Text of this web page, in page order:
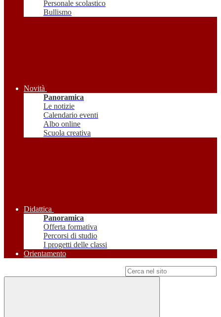
Personale scolastico
Bullismo
Novità
Panoramica
Le notizie
Calendario eventi
Albo online
Scuola creativa
Didattica
Panoramica
Offerta formativa
Percorsi di studio
I progetti delle classi
Orientamento